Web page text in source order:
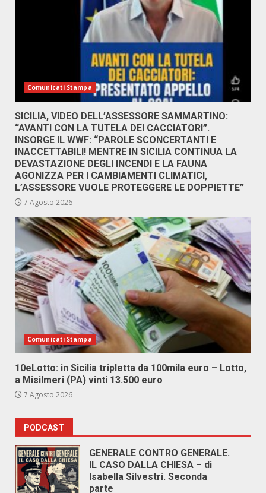
Comunicati Stampa
SICILIA, VIDEO DELL’ASSESSORE SAMMARTINO:
“AVANTI CON LA TUTELA DEI CACCIATORI”.
INSORGE IL WWF: “PAROLE SCONCERTANTI E
INACCETTABILI! MENTRE IN SICILIA CONTINUA LA
DEVASTAZIONE DEGLI INCENDI E LA FAUNA
AGONIZZA PER I CAMBIAMENTI CLIMATICI,
L’ASSESSORE VUOLE PROTEGGERE LE DOPPIETTE”
7 Agosto 2026
Comunicati Stampa
10eLotto: in Sicilia tripletta da 100mila euro – Lotto,
a Misilmeri (PA) vinti 13.500 euro
7 Agosto 2026
PODCAST
GENERALE CONTRO GENERALE.
IL CASO DALLA CHIESA – di
Isabella Silvestri. Seconda
parte